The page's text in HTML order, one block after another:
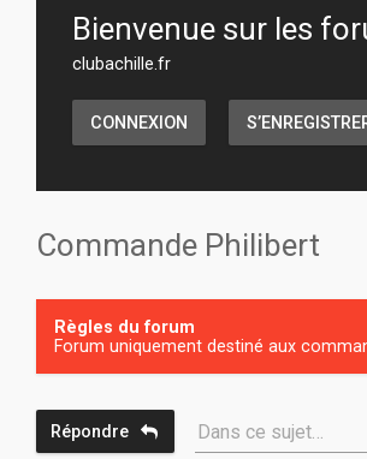
Bienvenue sur les
clubachille.fr
CONNEXION
Commande Philibert
Règles du forum
Forum uniquement destiné aux
Répondre Dans ce sujet…